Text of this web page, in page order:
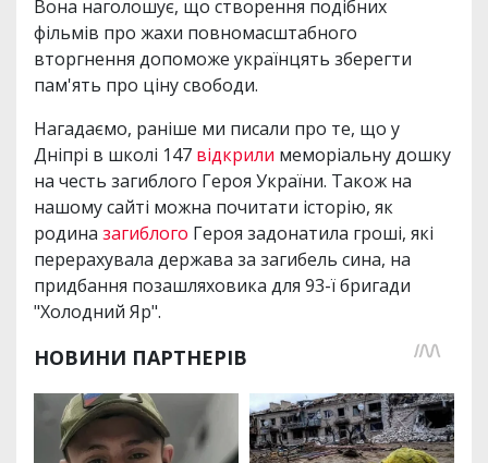
Вона наголошує, що створення подібних
фільмів про жахи повномасштабного
вторгнення допоможе українцять зберегти
пам'ять про ціну свободи.
Нагадаємо, раніше ми писали про те, що у
Дніпрі в школі 147 відкрили меморіальну дошку
на честь загиблого Героя України. Також на
нашому сайті можна почитати історію, як
родина загиблого Героя задонатила гроші, які
перерахувала держава за загибель сина, на
придбання позашляховика для 93-ї бригади
"Холодний Яр".